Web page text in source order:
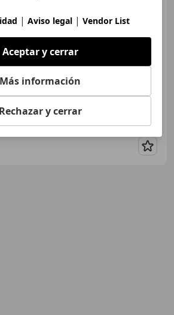
€ 10.470
Súperoferta
km Diésel 85 kW (116 CV)
| Aviso legal | Vendor List
Aceptar y cerrar
Más información
Rechazar y cerrar